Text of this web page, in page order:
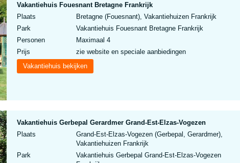
Vakantiehuis Fouesnant Bretagne Frankrijk
Plaats
Bretagne (Fouesnant), Vakantiehuizen Frankrijk
Park
Vakantiehuis Fouesnant Bretagne Frankrijk
Personen
Maximaal 4
Prijs
zie website en speciale aanbiedingen
Vakantiehuis bekijken
Vakantiehuis Gerbepal Gerardmer Grand-Est-Elzas-Vogezen
Plaats
Grand-Est-Elzas-Vogezen (Gerbepal, Gerardmer),
Vakantiehuizen Frankrijk
Park
Vakantiehuis Gerbepal Grand-Est-Elzas-Vogezen